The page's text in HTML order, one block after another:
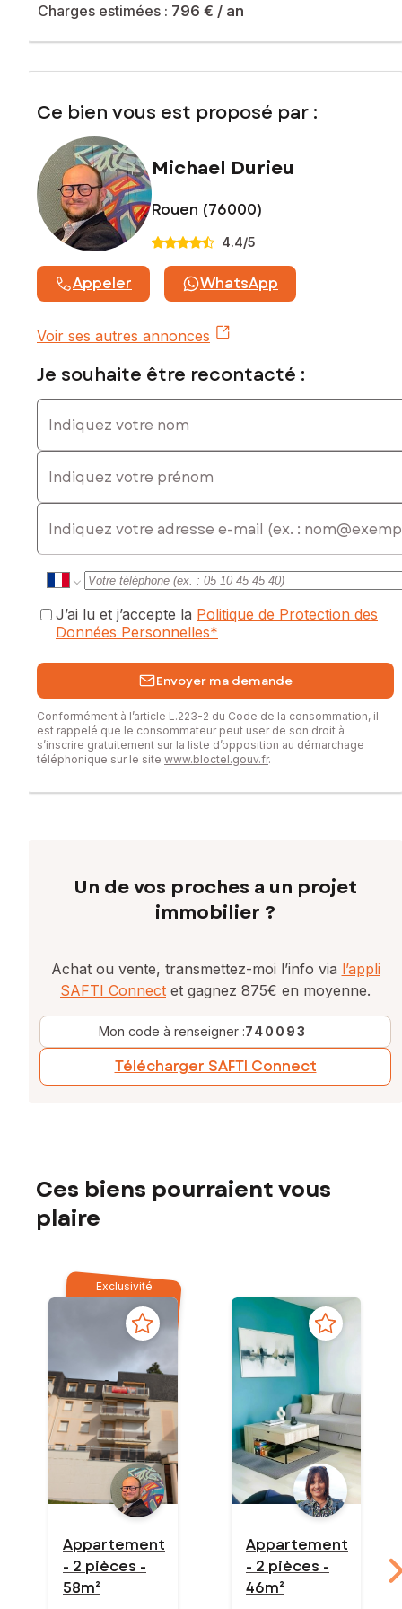
Prix de vente : 125 000 €
Honoraires charge vendeur
commercial immatriculé au RSAC de ROUEN sous le numéro
Charges estimées : 796 € / an
Ce bien vous est proposé par :
Michael Durieu
Rouen (76000)
4.4/5
Appeler WhatsApp
Voir ses autres annonces
Je souhaite être recontacté :
Indiquez votre nom
Indiquez votre prénom
E-mail
J’ai lu et j’accepte la Politique de Protection des
Données Personnelles*
Envoyer ma demande
Conformément à l’article L.223-2 du Code de la consommation, il
est rappelé que le consommateur peut user de son droit à
s’inscrire gratuitement sur la liste d’opposition au démarchage
téléphonique sur le site www.bloctel.gouv.fr.
Un de vos proches a un projet
immobilier ?
Achat ou vente, transmettez-moi l’info via l’appli
SAFTI Connect et gagnez 875€ en moyenne.
Mon code à renseigner :740093
Télécharger SAFTI Connect
Ces biens pourraient vous
plaire
Exclusivité
Appartement
- 2 pièces -
58m²
Appartement
- 2 pièces -
46m²